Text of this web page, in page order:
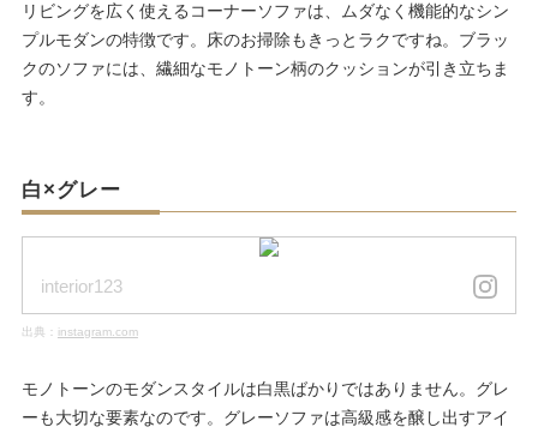
リビングを広く使えるコーナーソファは、ムダなく機能的なシン
プルモダンの特徴です。床のお掃除もきっとラクですね。ブラッ
クのソファには、繊細なモノトーン柄のクッションが引き立ちま
す。
白×グレー
interior123
出典： instagram.com
モノトーンのモダンスタイルは白黒ばかりではありません。グレ
ーも大切な要素なのです。グレーソファは高級感を醸し出すアイ